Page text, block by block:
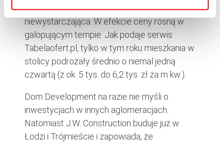
dobra wiadomość, bo dziś ich podaż jest
niewystarczająca. W efekcie ceny rosną w
galopującym tempie. Jak podaje serwis
Tabelaofert.pl, tylko w tym roku mieszkania w
stolicy podrożały średnio o niemal jedną
czwartą (z ok. 5 tys. do 6,2 tys. zł za m kw.).
Dom Development na razie nie myśli o
inwestycjach w innych aglomeracjach.
Natomiast J.W. Construction buduje już w
Łodzi i Trójmieście i zapowiada, że